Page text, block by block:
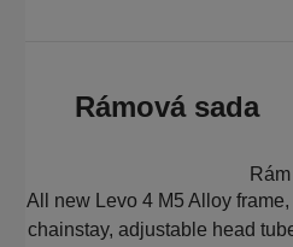
Rámová sada
Rám
All new Levo 4 M5 Alloy
chainstay, adjustable head